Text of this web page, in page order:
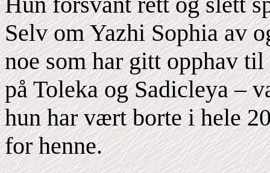
Selv om Yazhi Sophia av
noe som har gitt opphav
på Toleka og Sadicleya –
hun har vært borte i hele
for henne.